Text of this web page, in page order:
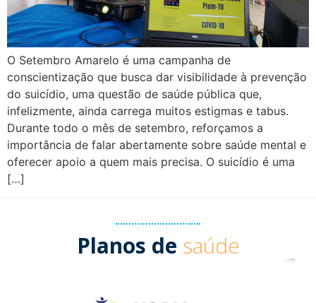
O Setembro Amarelo é uma campanha de
conscientização que busca dar visibilidade à prevenção
do suicídio, uma questão de saúde pública que,
infelizmente, ainda carrega muitos estigmas e tabus.
Durante todo o mês de setembro, reforçamos a
importância de falar abertamente sobre saúde mental e
oferecer apoio a quem mais precisa. O suicídio é uma
[…]
Planos de saúde